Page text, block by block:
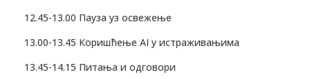
12.45-13.00 Пауза уз освежење
13.00-13.45 Коришћење AI у истраживањима
13.45-14.15 Питања и одговори